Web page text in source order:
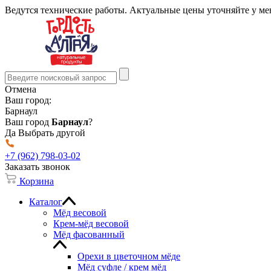
Ведутся технические работы. Актуальные цены уточняйте у
Отмена
Ваш город:
Барнаул
Ваш город Барнаул?
Да Выбрать другой
+7 (962) 798-03-02
Заказать звонок
Корзина
Каталог
Мёд весовой
Крем-мёд весовой
Мёд фасованный
Орехи в цветочном мёде
Мёд суфле / крем мёд